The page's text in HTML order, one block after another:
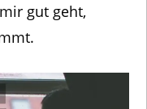
gut geht,